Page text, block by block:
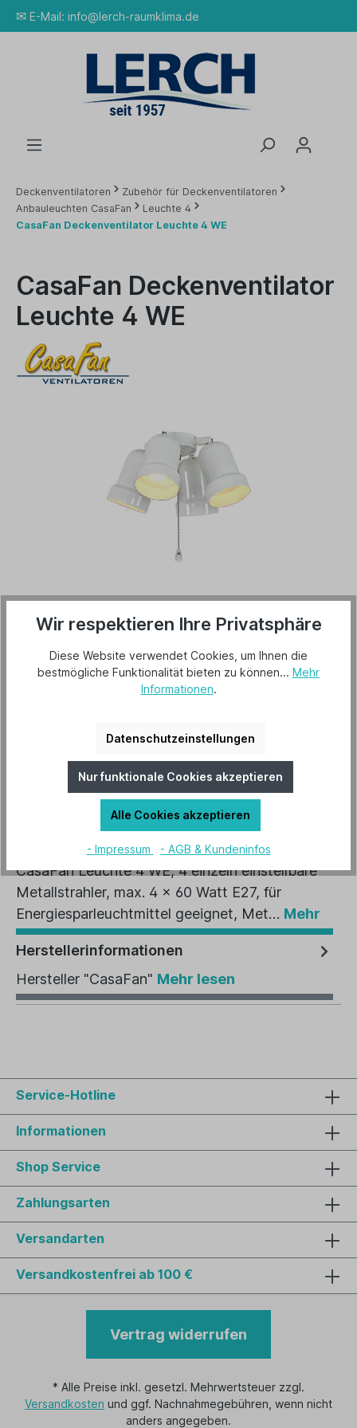
✉ E-Mail: info@lerch-raumklima.de
Deckenventilatoren
Zubehör für Deckenventilatoren
Anbauleuchten CasaFan
Leuchte 4
CasaFan Deckenventilator Leuchte 4 WE
CasaFan Deckenventilator
Leuchte 4 WE
70,00 €*
Lieferzeit 3-5 Tage
4024397344666
Beschreibung
CasaFan Leuchte 4 WE, 4 einzeln einstellbare
Metallstrahler, max. 4 x 60 Watt E27, für
Energiesparleuchtmittel geeignet, Met… Mehr
Herstellerinformationen
Hersteller "CasaFan" Mehr lesen
Service-Hotline
Informationen
Shop Service
Zahlungsarten
Versandarten
Versandkostenfrei ab 100 €
Vertrag widerrufen
* Alle Preise inkl. gesetzl. Mehrwertsteuer zzgl.
Versandkosten und ggf. Nachnahmegebühren, wenn nicht
anders angegeben.
Wir respektieren Ihre Privatsphäre
Diese Website verwendet Cookies, um Ihnen die
bestmögliche Funktionalität bieten zu können... Mehr
Informationen.
Datenschutzeinstellungen
Nur funktionale Cookies akzeptieren
Alle Cookies akzeptieren
- Impressum - AGB & Kundeninfos